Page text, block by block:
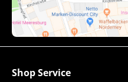
Shop Service